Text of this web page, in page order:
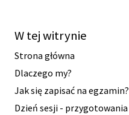
W tej witrynie
Strona główna
Dlaczego my?
Jak się zapisać na egzamin?
Dzień sesji - przygotowania